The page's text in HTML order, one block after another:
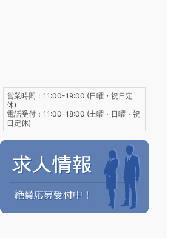
営業時間：11:00-19:00 (日曜・祝日定
休)
電話受付：11:00-18:00 (土曜・日曜・祝
日定休)